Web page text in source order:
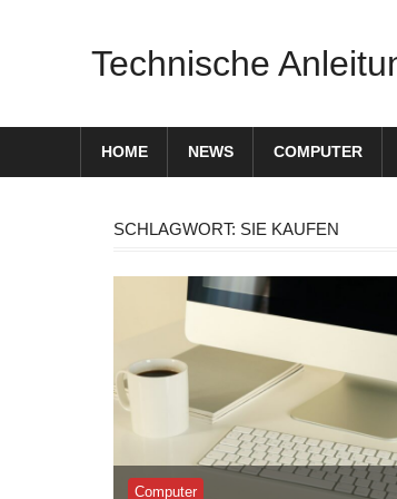
Technische
HOME NEWS COMPUTER
SCHLAGWORT: SIE KAUFEN
Computer